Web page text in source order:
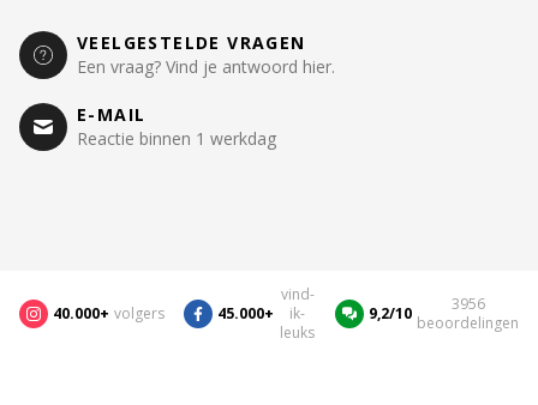
VEELGESTELDE VRAGEN
Een vraag? Vind je antwoord hier.
E-MAIL
Reactie binnen 1 werkdag
40.000+ volgers 45.000+
vind-
ik-
leuks
9,2/10
3956
beoordelingen